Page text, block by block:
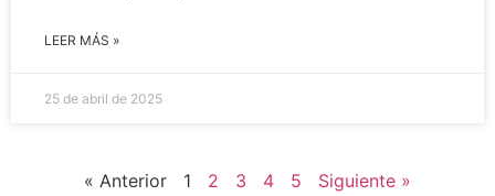
LEER MÁS »
25 de abril de 2025
« Anterior 1 2 3 4 5 Siguiente »